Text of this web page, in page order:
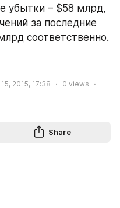
убытки – $58 млрд,
за последние
соответственно.
2015, 17:38 0 views
Share